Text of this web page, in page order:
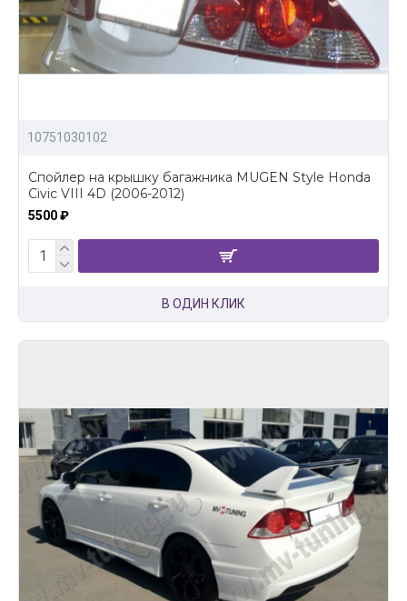
10751030102
Спойлер на крышку багажника MUGEN Style Honda
Civic VIII 4D (2006-2012)
5500 ₽
В ОДИН КЛИК